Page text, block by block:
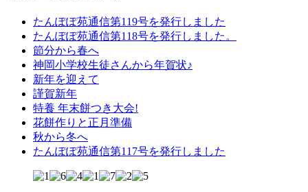
たんぽぽ苑通信第119号を発行しました
たんぽぽ苑通信第118号を発行しました。
節分から春へ
神岡小学校生徒さんから年賀状♪
新年を迎えて
謹賀新年
特養 年末餅つき大会!
花餅作りと正月準備
秋から冬へ
たんぽぽ苑通信第117号を発行しました